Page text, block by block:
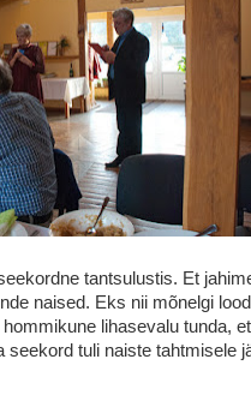
tantsulustis. Et
naised. Eks nii mõnelgi
lihasevalu tunda,
seekord tuli naiste tahtmisele